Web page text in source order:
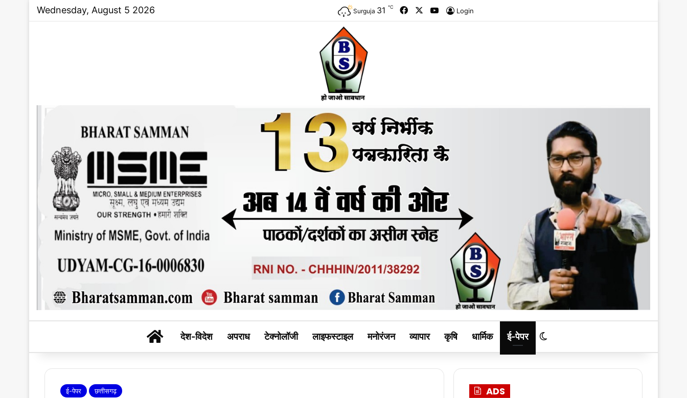
Wednesday, August 5 2026 Surguja 31 ℃ FacebookYouTube
Login
BHARAT SAMMAN
देश-विदेश अपराध टेक्नोलॉजी लाइफस्टाइल मनोरंजन व्यापार कृषि धार्मिक ई-पेपर Switch skin
ई-पेपर छत्तीसगढ़ ADS